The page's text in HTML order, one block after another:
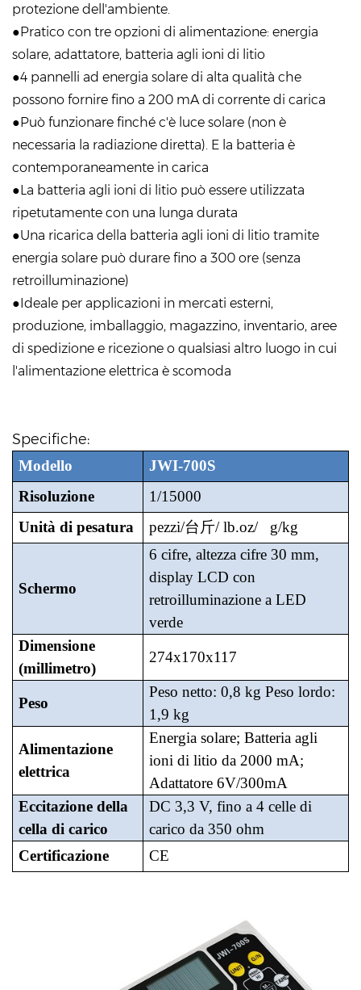
protezione dell'ambiente.
●Pratico con tre opzioni di alimentazione: energia
solare, adattatore, batteria agli ioni di litio
●4 pannelli ad energia solare di alta qualità che
possono fornire fino a 200 mA di corrente di carica
●Può funzionare finché c'è luce solare (non è
necessaria la radiazione diretta). E la batteria è
contemporaneamente in carica
●La batteria agli ioni di litio può essere utilizzata
ripetutamente con una lunga durata
●Una ricarica della batteria agli ioni di litio tramite
energia solare può durare fino a 300 ore (senza
retroilluminazione)
●Ideale per applicazioni in mercati esterni,
produzione, imballaggio, magazzino, inventario, aree
di spedizione e ricezione o qualsiasi altro luogo in cui
l'alimentazione elettrica è scomoda
Specifiche:
Modello
JWI-700S
Risoluzione
1/15000
Unità di pesatura
pezzi/台斤/ lb.oz/ g/kg
Schermo
6 cifre, altezza cifre 30 mm,
display LCD con
retroilluminazione a LED
verde
Dimensione
(millimetro)
274x170x117
Peso
Peso netto: 0,8 kg Peso lordo:
1,9 kg
Alimentazione
elettrica
Energia solare; Batteria agli
ioni di litio da 2000 mA;
Adattatore 6V/300mA
Eccitazione della
cella di carico
DC 3,3 V, fino a 4 celle di
carico da 350 ohm
Certificazione
CE